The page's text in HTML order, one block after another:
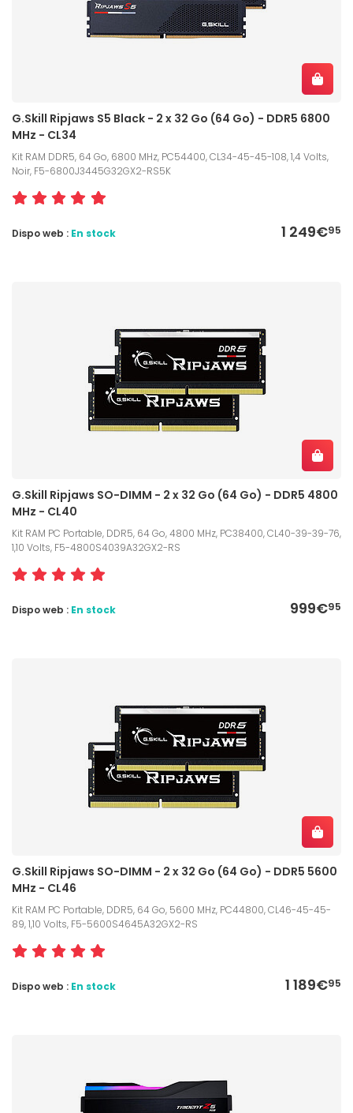
G.Skill Ripjaws S5 Black - 2 x 32 Go (64 Go) - DDR5 6800
MHz - CL34
Kit RAM DDR5, 64 Go, 6800 MHz, PC54400, CL34-45-45-108, 1,4 Volts,
Noir, F5-6800J3445G32GX2-RS5K
1 249€95
Dispo web : En stock
G.Skill Ripjaws SO-DIMM - 2 x 32 Go (64 Go) - DDR5 4800
MHz - CL40
Kit RAM PC Portable, DDR5, 64 Go, 4800 MHz, PC38400, CL40-39-39-76,
1,10 Volts, F5-4800S4039A32GX2-RS
999€95
Dispo web : En stock
G.Skill Ripjaws SO-DIMM - 2 x 32 Go (64 Go) - DDR5 5600
MHz - CL46
Kit RAM PC Portable, DDR5, 64 Go, 5600 MHz, PC44800, CL46-45-45-
89, 1,10 Volts, F5-5600S4645A32GX2-RS
1 189€95
Dispo web : En stock